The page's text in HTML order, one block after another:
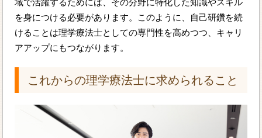
を身につける必要があります。このように、自己研鑽を続
けることは理学療法士としての専門性を高めつつ、キャリ
アアップにもつながります。
これからの理学療法士に求められること